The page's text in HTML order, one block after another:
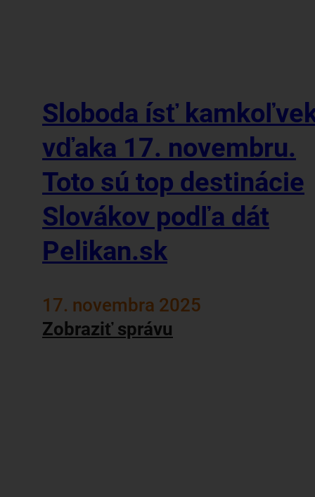
Sloboda ísť
vďaka 17. novembru.
Toto sú top destinácie
Slovákov podľa dát
Pelikan.sk
17. novembra 2025
Zobraziť správu